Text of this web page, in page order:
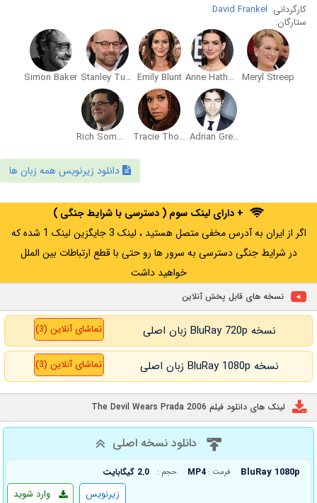
کارگردانی: David Frankel
ستارگان:
Meryl Streep
Anne Hathaway
Emily Blunt
Stanley Tucci
Simon Baker
Adrian Grenier
Tracie Thoms
Rich Sommer
دانلود زیرنویس همه زبان ها
+ دارای لینک سوم ( دسترسی با شرایط جنگی )
اگر از ایران به آدرس مخفی متصل هستید ، لینک 3 جایگزین لینک 1 شده که
در شرایط جنگی دسترسی به سرور ها رو حتی با قطع ارتباطات بین الملل
خواهید داشت
نسخه های قابل پخش آنلاین
نسخه BluRay 720p زبان اصلی تماشای آنلاین (3)
نسخه BluRay 1080p زبان اصلی تماشای آنلاین (3)
لینک های دانلود فیلم The Devil Wears Prada 2006
دانلود نسخه اصلی
BluRay 1080p فرمت : MP4 حجم : 2.0 گیگابایت
وارد شوید زیرنویس